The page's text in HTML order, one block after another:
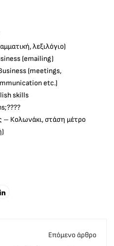
λεξιλόγιο)
(emailing)
(meetings,
etc.)
skills
– Κολωνάκι, στάση μέτρο
Eπόμενο άρθρο